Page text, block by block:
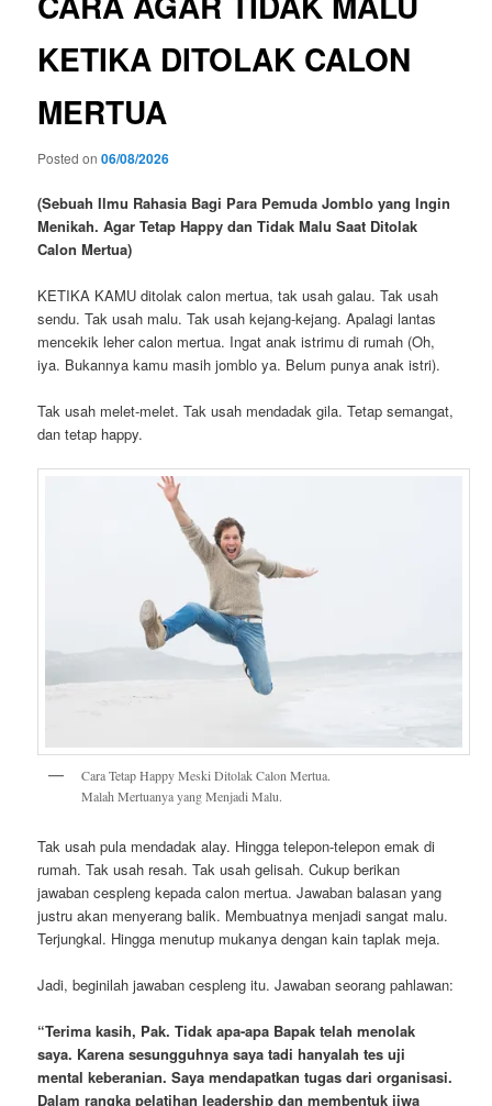
n
v
o
n
KETIKA DITOLAK CALON
MERTUA
Posted on06/08/2026
(Sebuah Ilmu Rahasia Bagi Para Pemuda Jomblo yang Ingin
Menikah. Agar Tetap Happy dan Tidak Malu Saat Ditolak
Calon Mertua)
KETIKA KAMU ditolak calon mertua, tak usah galau. Tak usah
sendu. Tak usah malu. Tak usah kejang-kejang. Apalagi lantas
mencekik leher calon mertua. Ingat anak istrimu di rumah (Oh,
iya. Bukannya kamu masih jomblo ya. Belum punya anak istri).
Tak usah melet-melet. Tak usah mendadak gila. Tetap semangat,
dan tetap happy.
Cara Tetap Happy Meski Ditolak Calon Mertua.
Malah Mertuanya yang Menjadi Malu.
Tak usah pula mendadak alay. Hingga telepon-telepon emak di
rumah. Tak usah resah. Tak usah gelisah. Cukup berikan
jawaban cespleng kepada calon mertua. Jawaban balasan yang
justru akan menyerang balik. Membuatnya menjadi sangat malu.
Terjungkal. Hingga menutup mukanya dengan kain taplak meja.
Jadi, beginilah jawaban cespleng itu. Jawaban seorang pahlawan:
“Terima kasih, Pak. Tidak apa-apa Bapak telah menolak
saya. Karena sesungguhnya saya tadi hanyalah tes uji
mental keberanian. Saya mendapatkan tugas dari organisasi.
Dalam rangka pelatihan leadership dan membentuk jiwa